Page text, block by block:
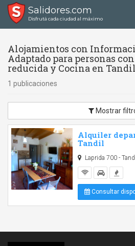
Salidores.com
Disfrutá cada ciudad al máximo
Alojamientos con
Adaptado para personas
reducida y Cocina en
1 publicaciones
Mostrar
Alquiler
Tandil
Laprida 700 -
Consultar